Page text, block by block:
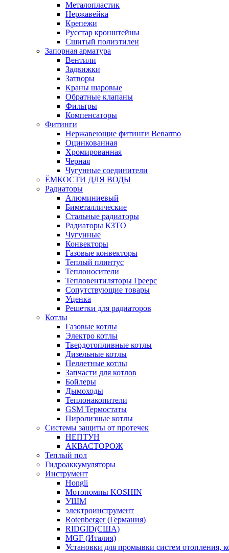
Металопластик
Нержавейка
Крепежи
Русстар кронштейны
Сшитый полиэтилен
Запорная арматура
Вентили
Задвижки
Затворы
Краны шаровые
Обратные клапаны
Фильтры
Компенсаторы
Фитинги
Нержавеющие фитинги Benarmo
Оцинкованная
Хромированная
Черная
Чугунные соединители
ЁМКОСТИ ДЛЯ ВОДЫ
Радиаторы
Алюминиевый
Биметаллические
Стальные радиаторы
Радиаторы КЗТО
Чугунные
Конвекторы
Газовые конвекторы
Теплый плинтус
Теплоносители
Тепловентиляторы Греерс
Сопутствующие товары
Уценка
Решетки для радиаторов
Котлы
Газовые котлы
Электро котлы
Твердотопливные котлы
Дизельные котлы
Пеллетные котлы
Запчасти для котлов
Бойлеры
Дымоходы
Теплонакопители
GSM Термостаты
Пиролизные котлы
Системы защиты от протечек
НЕПТУН
АКВАСТОРОЖ
Теплый пол
Гидроаккумуляторы
Инструмент
Hongli
Мотопомпы KOSHIN
УШМ
электроинструмент
Rotenberger (Германия)
RIDGID(США)
MGF (Италия)
Установки для промывки систем отопления,